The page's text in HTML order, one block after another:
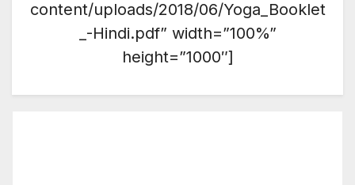
content/uploads/2018/06/Yoga_Booklet
_-Hindi.pdf” width=”100%”
height=”1000″]